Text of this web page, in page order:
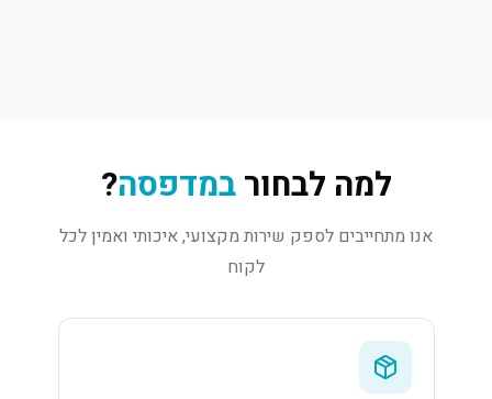
למה לבחורבמדפסה?
אנו מתחייבים לספק שירות מקצועי, איכותי ואמין לכל
לקוח